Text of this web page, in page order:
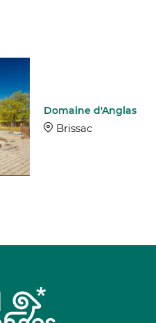
Domaine d'Anglas
Brissac